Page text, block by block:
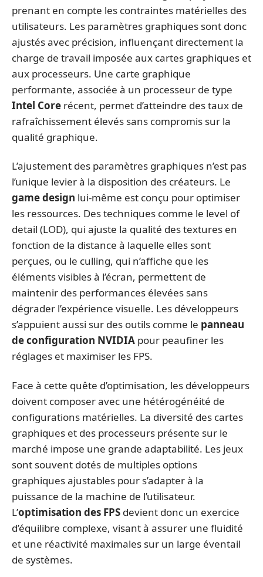
prenant en compte les contraintes matérielles des
utilisateurs. Les paramètres graphiques sont donc
ajustés avec précision, influençant directement la
charge de travail imposée aux cartes graphiques et
aux processeurs. Une carte graphique
performante, associée à un processeur de type
Intel Core récent, permet d’atteindre des taux de
rafraîchissement élevés sans compromis sur la
qualité graphique.
L’ajustement des paramètres graphiques n’est pas
l’unique levier à la disposition des créateurs. Le
game design lui-même est conçu pour optimiser
les ressources. Des techniques comme le level of
detail (LOD), qui ajuste la qualité des textures en
fonction de la distance à laquelle elles sont
perçues, ou le culling, qui n’affiche que les
éléments visibles à l’écran, permettent de
maintenir des performances élevées sans
dégrader l’expérience visuelle. Les développeurs
s’appuient aussi sur des outils comme le panneau
de configuration NVIDIA pour peaufiner les
réglages et maximiser les FPS.
Face à cette quête d’optimisation, les développeurs
doivent composer avec une hétérogénéité de
configurations matérielles. La diversité des cartes
graphiques et des processeurs présente sur le
marché impose une grande adaptabilité. Les jeux
sont souvent dotés de multiples options
graphiques ajustables pour s’adapter à la
puissance de la machine de l’utilisateur.
L’optimisation des FPS devient donc un exercice
d’équilibre complexe, visant à assurer une fluidité
et une réactivité maximales sur un large éventail
de systèmes.